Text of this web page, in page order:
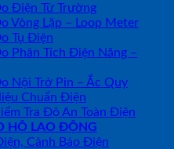
Điện Từ Trường
Vòng Lặp – Loop Meter
Tụ Điện
Phân Tích Điện Năng –
Nội Trở Pin – Ắc Quy
Chuẩn Điện
Tra Độ An Toàn Điện
HỘ LAO ĐỘNG
Cảnh Báo Điện